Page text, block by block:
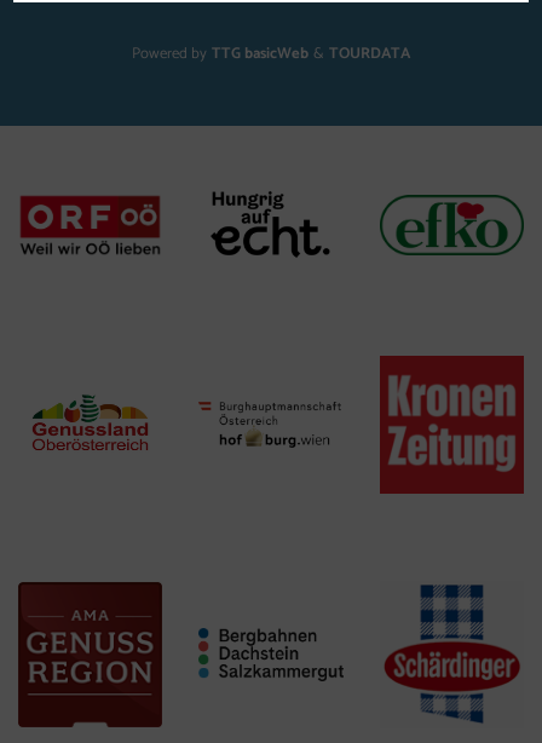
Powered byTTG basicWeb & TOURDATA